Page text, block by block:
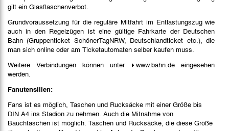
gilt ein Glasflaschenverbot.
Grundvoraussetzung für die reguläre Mitfahrt im Entlastungszug wie
auch in den Regelzügen ist eine gültige Fahrkarte der Deutschen
Bahn (Gruppenticket SchönerTagNRW, Deutschlandticket etc.), die
man sich online oder am Ticketautomaten selber kaufen muss.
Weitere Verbindungen können unter
www.bahn.de eingesehen
werden.
Fanutensilien:
Fans ist es möglich, Taschen und Rucksäcke mit einer Größe bis
DIN A4 ins Stadion zu nehmen. Auch die Mitnahme von
Bauchtaschen ist möglich. Taschen und Rucksäcke, die diese Größe